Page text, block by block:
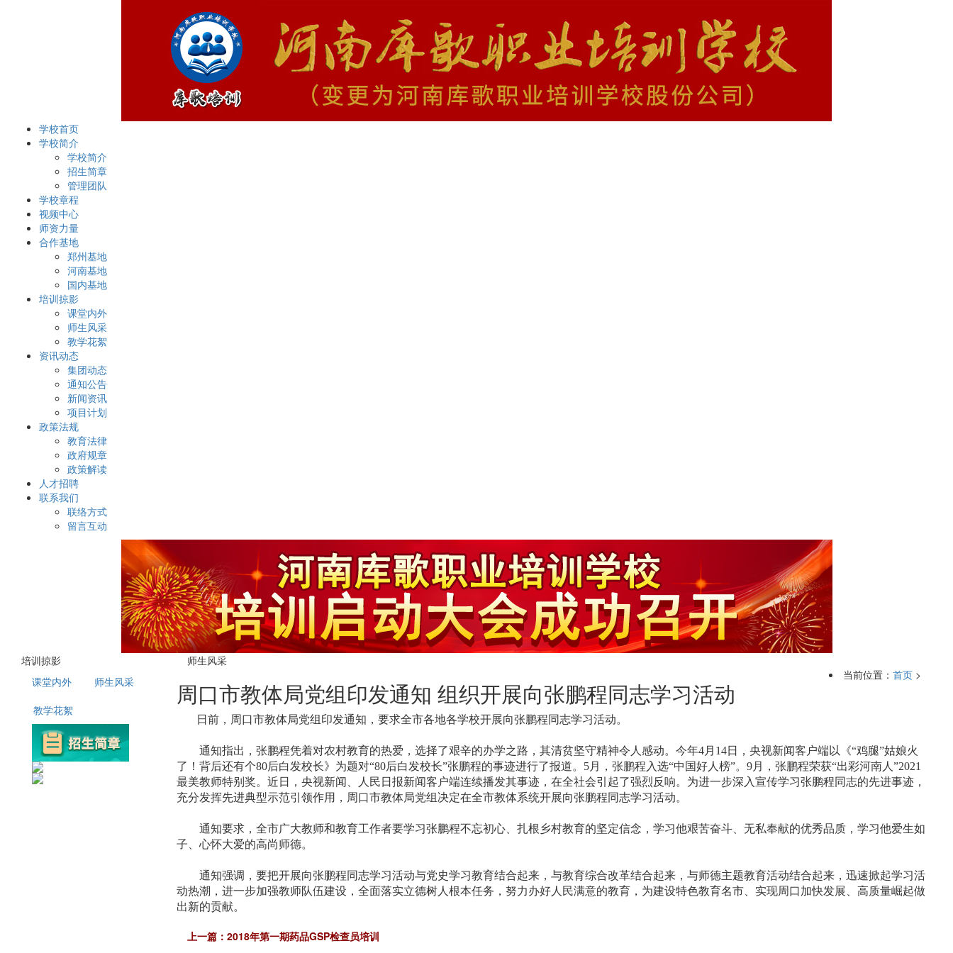
学校首页
学校简介
学校简介
招生简章
管理团队
学校章程
视频中心
师资力量
合作基地
郑州基地
河南基地
国内基地
培训掠影
课堂内外
师生风采
教学花絮
资讯动态
集团动态
通知公告
新闻资讯
项目计划
政策法规
教育法律
政府规章
政策解读
人才招聘
联系我们
联络方式
留言互动
培训掠影
课堂内外
师生风采
教学花絮
师生风采
当前位置： 首页 >
周口市教体局党组印发通知 组织开展向张鹏程同志学习活动
日前，周口市教体局党组印发通知，要求全市各地各学校开展向张鹏程同志学习活动。
通知指出，张鹏程凭着对农村教育的热爱，选择了艰辛的办学之路，其清贫坚守精神令人感动。今年4月14日，央视新闻客户端以《“鸡腿”姑娘火
了！背后还有个80后白发校长》为题对“80后白发校长”张鹏程的事迹进行了报道。5月，张鹏程入选“中国好人榜”。9月，张鹏程荣获“出彩河南人”2021
最美教师特别奖。近日，央视新闻、人民日报新闻客户端连续播发其事迹，在全社会引起了强烈反响。为进一步深入宣传学习张鹏程同志的先进事迹，
充分发挥先进典型示范引领作用，周口市教体局党组决定在全市教体系统开展向张鹏程同志学习活动。
通知要求，全市广大教师和教育工作者要学习张鹏程不忘初心、扎根乡村教育的坚定信念，学习他艰苦奋斗、无私奉献的优秀品质，学习他爱生如
子、心怀大爱的高尚师德。
通知强调，要把开展向张鹏程同志学习活动与党史学习教育结合起来，与教育综合改革结合起来，与师德主题教育活动结合起来，迅速掀起学习活
动热潮，进一步加强教师队伍建设，全面落实立德树人根本任务，努力办好人民满意的教育，为建设特色教育名市、实现周口加快发展、高质量崛起做
出新的贡献。
上一篇： 2018年第一期药品GSP检查员培训